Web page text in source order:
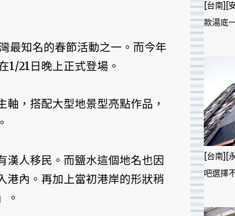
最知名的春節活動之一。而今年
1/21日晚上正式登場。
，搭配大型地景型亮點作品，
漢人移民。而鹽水這個地名也因
港內。再加上當初港岸的形狀稍
。
[台南][
款湯底
[台南][
吧選擇